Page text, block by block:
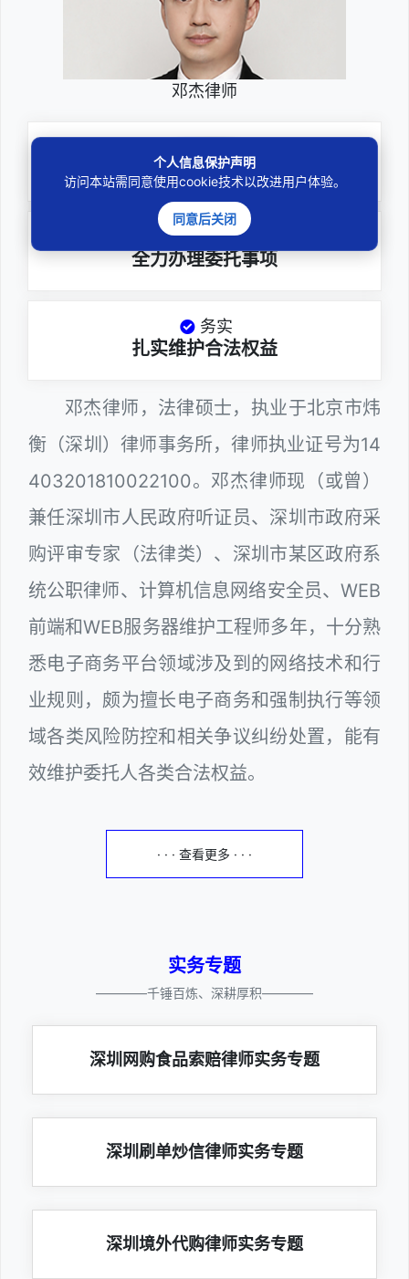
邓杰律师
深耕厚积聚焦专注
尽责
全力办理委托事项
务实
扎实维护合法权益
邓杰律师，法律硕士，执业于北京市炜
衡（深圳）律师事务所，律师执业证号为14
403201810022100。邓杰律师现（或曾）
兼任深圳市人民政府听证员、深圳市政府采
购评审专家（法律类）、深圳市某区政府系
统公职律师、计算机信息网络安全员、WEB
前端和WEB服务器维护工程师多年，十分熟
悉电子商务平台领域涉及到的网络技术和行
业规则，颇为擅长电子商务和强制执行等领
域各类风险防控和相关争议纠纷处置，能有
效维护委托人各类合法权益。
· · · 查看更多 · · ·
实务专题
————千锤百炼、深耕厚积————
深圳网购食品索赔律师实务专题
深圳刷单炒信律师实务专题
深圳境外代购律师实务专题
个人信息保护声明
访问本站需同意使用cookie技术以改进用户体验。
同意后关闭